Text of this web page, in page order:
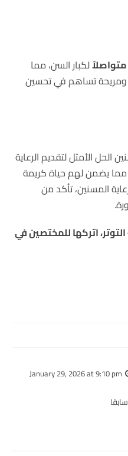
لكبار السن، مما
ومريحة تساهم في تحسين
الحل الأمثل لتقديم الرعاية
مما يضمن لهم حياة كريمة
المسنين، تأكد من
اتركها للمختصين في
January 29, 2026 at 9:10 pm